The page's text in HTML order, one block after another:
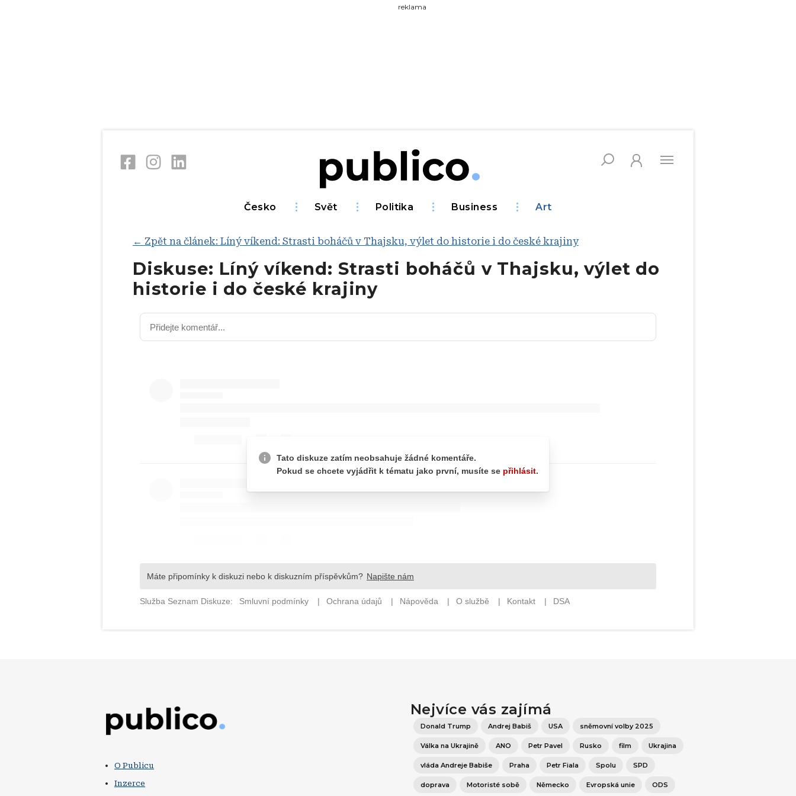
reklama
Česko Svět Politika Business Art
← Zpět na článek: Líný víkend: Strasti boháčů v Thajsku, výlet do historie i do české krajiny
Diskuse: Líný víkend: Strasti boháčů v Thajsku, výlet do
historie i do české krajiny
O Publicu
Inzerce
Nejvíce vás zajímá
Donald Trump Andrej Babiš USA sněmovní volby 2025
Válka na Ukrajině ANO Petr Pavel Rusko film Ukrajina
vláda Andreje Babiše Praha Petr Fiala Spolu SPD
doprava Motoristé sobě Německo Evropská unie ODS
Vyhledávejte na Publiku